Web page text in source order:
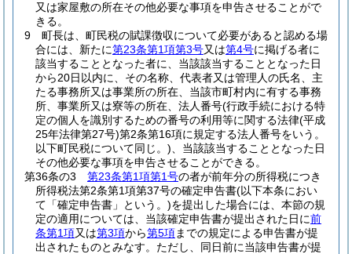
又は家屋敷の所在その他必要な事項を申告させることがで
きる。
9
町長は、町民税の賦課徴収について必要があると認める場
合には、新たに第23条第1項第3号又は第4号に掲げる者に
該当することとなった者に、当該該当することとなった日
から20日以内に、その名称、代表者又は管理人の氏名、主
たる事務所又は事業所の所在、当該市町村内に有する事務
所、事業所又は寮等の所在、法人番号(行政手続における特
定の個人を識別するための番号の利用等に関する法律(平成
25年法律第27号)第2条第16項に規定する法人番号をいう。
以下町民税について同じ。) 、当該該当することとなった日
その他必要な事項を申告させることができる。
第36条の3
第23条第1項第1号の者が前年分の所得税につき
所得税法第2条第1項第37号の確定申告書(以下本条におい
て「確定申告書」という。)を提出した場合には、本節の規
定の適用については、当該確定申告書が提出された日に前
条第1項又は第3項から第5項までの規定による申告書が提
出されたものとみなす。 ただし、同日前に当該申告書が提